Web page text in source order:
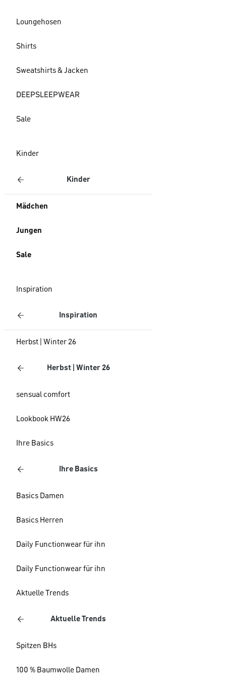
Loungehosen
Shirts
Sweatshirts & Jacken
DEEPSLEEPWEAR
Sale
Kinder
Kinder
Mädchen
Jungen
Sale
Inspiration
Inspiration
Herbst | Winter 26
Herbst | Winter 26
sensual comfort
Lookbook HW26
Ihre Basics
Ihre Basics
Basics Damen
Basics Herren
Daily Functionwear für ihn
Daily Functionwear für ihn
Aktuelle Trends
Aktuelle Trends
Spitzen BHs
100 % Baumwolle Damen